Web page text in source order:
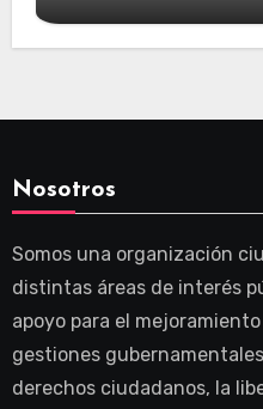
Nosotros
Somos una organización
distintas áreas de interés
apoyo para el
gestiones
derechos ciudadanos, la